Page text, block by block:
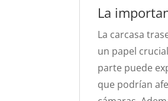
La
La carcasa
un papel
parte puede
que podrían